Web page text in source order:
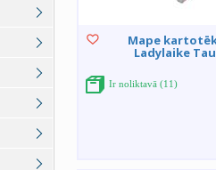
Mape
Ladylaike
Ir noliktavā (11)